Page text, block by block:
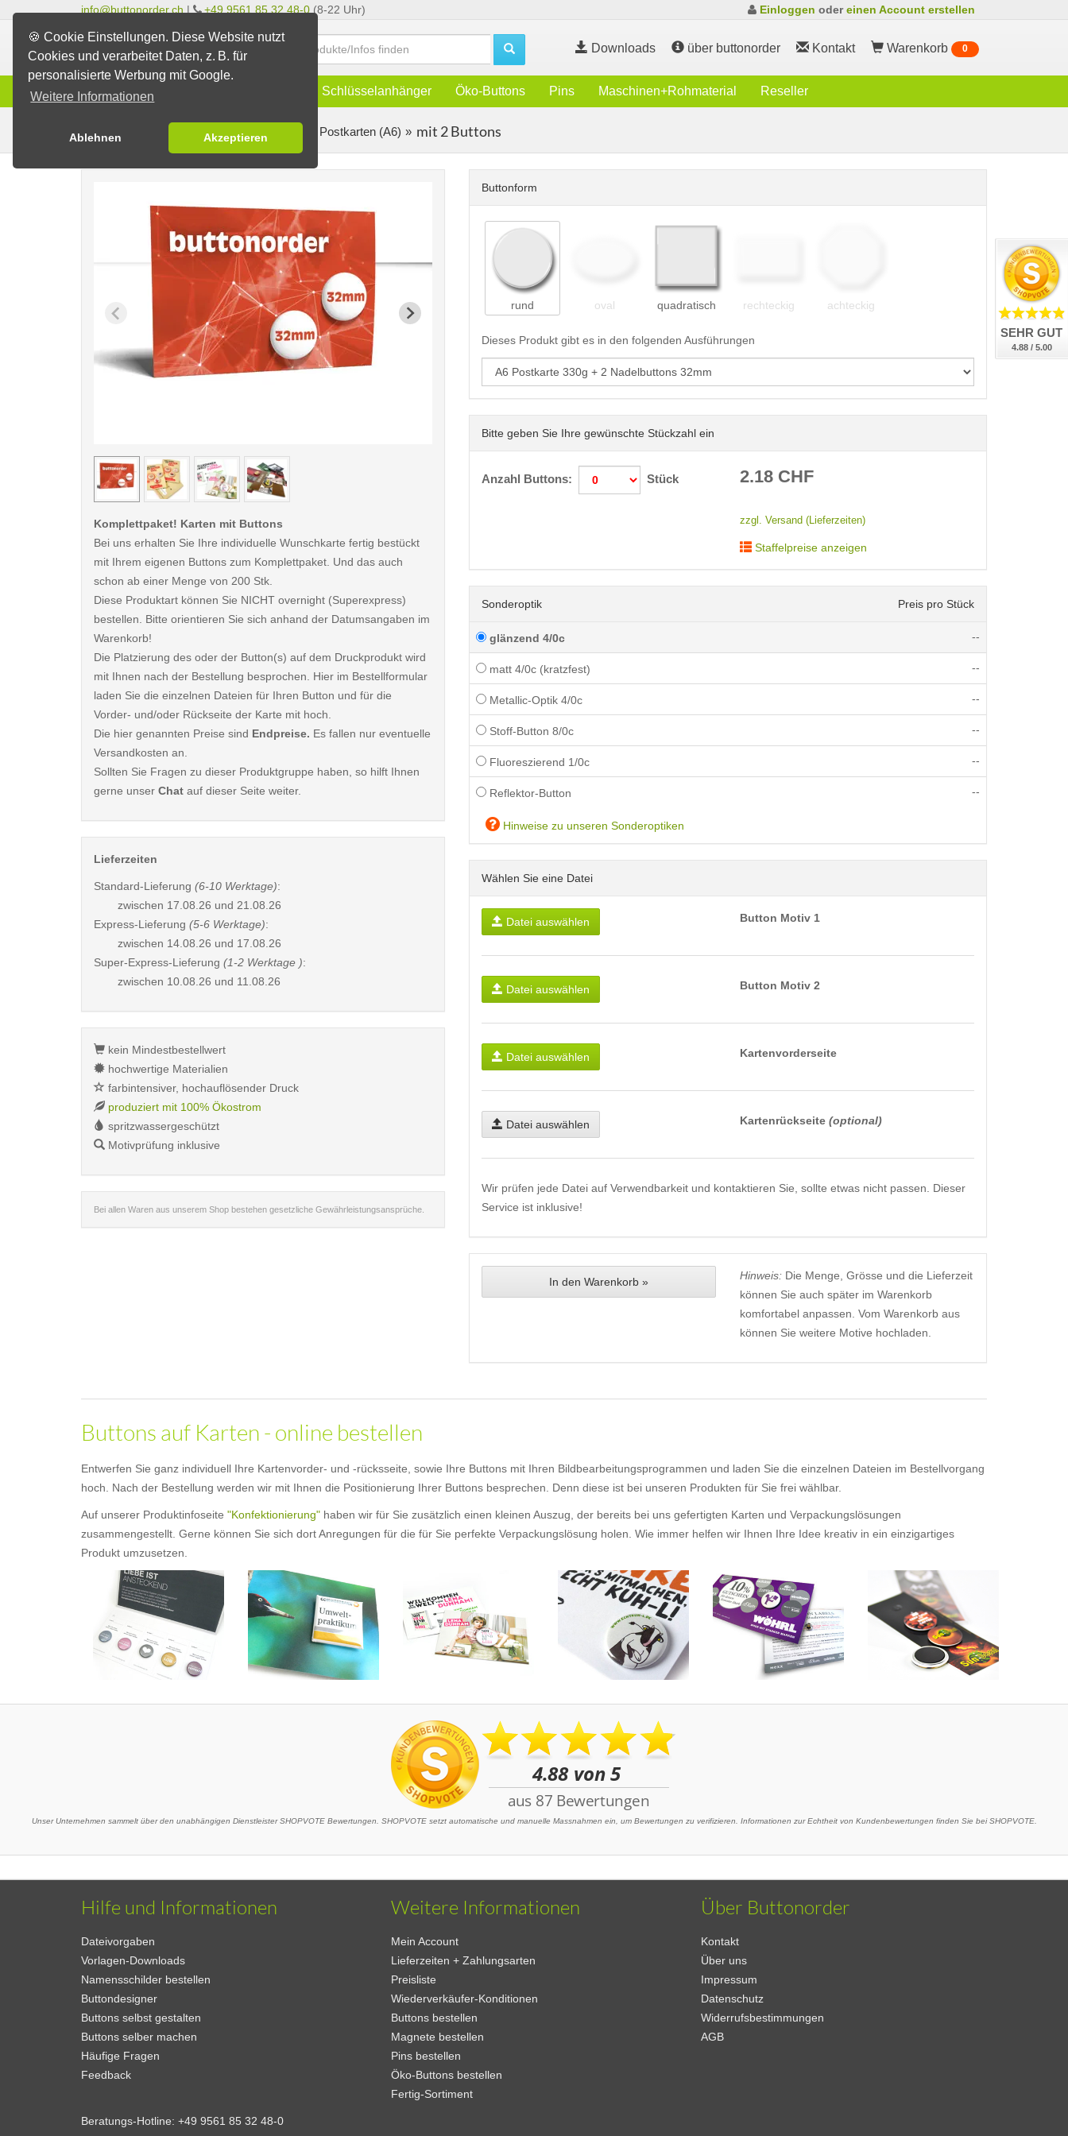
🍪 Cookie Einstellungen. Diese Website nutzt
Cookies und verarbeitet Daten, z. B. für
personalisierte Werbung mit Google.
Weitere Informationen
Ablehnen Akzeptieren
info@buttonorder.ch | +49 9561 85 32 48-0 (8-22 Uhr) Einloggen odereinen Account erstellen
Downloads über buttonorder Kontakt Warenkorb 0
Infos Schlüsselanhänger Öko-Buttons Pins Maschinen+Rohmaterial Reseller
Buttons erstellen Buttons auf Karten auf Postkarten (A6) mit 2 Buttons
Buttonform
rund oval quadratisch rechteckig achteckig
Dieses Produkt gibt es in den folgenden Ausführungen
Bitte geben Sie Ihre gewünschte Stückzahl ein
Anzahl Buttons: Stück 2.18CHF
zzgl. Versand (Lieferzeiten)
Staffelpreise anzeigen
Sonderoptik Preis pro Stück
glänzend 4/0c --
matt 4/0c (kratzfest) --
Metallic-Optik 4/0c --
Stoff-Button 8/0c --
Fluoreszierend 1/0c --
Reflektor-Button --
Hinweise zu unseren Sonderoptiken
Wählen Sie eine Datei
Datei auswählen Button Motiv 1
Datei auswählen Button Motiv 2
Datei auswählen Kartenvorderseite
Datei auswählen Kartenrückseite (optional)
Wir prüfen jede Datei auf Verwendbarkeit und kontaktieren Sie, sollte etwas nicht passen. Dieser
Service ist inklusive!
In den Warenkorb » Hinweis:Die Menge, Grösse und die Lieferzeit
können Sie auch später im Warenkorb
komfortabel anpassen. Vom Warenkorb aus
können Sie weitere Motive hochladen.
< /picture> < /picture> < /picture>
Komplettpaket! Karten mit Buttons
Bei uns erhalten Sie Ihre individuelle Wunschkarte fertig bestückt
mit Ihrem eigenen Buttons zum Komplettpaket. Und das auch
schon ab einer Menge von 200 Stk.
Diese Produktart können Sie NICHT overnight (Superexpress)
bestellen. Bitte orientieren Sie sich anhand der Datumsangaben im
Warenkorb!
Die Platzierung des oder der Button(s) auf dem Druckprodukt wird
mit Ihnen nach der Bestellung besprochen. Hier im Bestellformular
laden Sie die einzelnen Dateien für Ihren Button und für die
Vorder- und/oder Rückseite der Karte mit hoch.
Die hier genannten Preise sind Endpreise. Es fallen nur eventuelle
Versandkosten an.
Sollten Sie Fragen zu dieser Produktgruppe haben, so hilft Ihnen
gerne unser Chat auf dieser Seite weiter.
Lieferzeiten
Standard-Lieferung (6-10 Werktage):
zwischen 17.08.26 und 21.08.26
Express-Lieferung (5-6 Werktage):
zwischen 14.08.26 und 17.08.26
Super-Express-Lieferung (1-2 Werktage ):
zwischen 10.08.26 und 11.08.26
kein Mindestbestellwert
hochwertige Materialien
farbintensiver, hochauflösender Druck
produziert mit 100% Ökostrom
spritzwassergeschützt
Motivprüfung inklusive
Bei allen Waren aus unserem Shop bestehen gesetzliche Gewährleistungsansprüche.
Buttons auf Karten - online bestellen
Entwerfen Sie ganz individuell Ihre Kartenvorder- und -rücksseite, sowie Ihre Buttons mit Ihren Bildbearbeitungsprogrammen und laden Sie die einzelnen Dateien im Bestellvorgang
hoch. Nach der Bestellung werden wir mit Ihnen die Positionierung Ihrer Buttons besprechen. Denn diese ist bei unseren Produkten für Sie frei wählbar.
Auf unserer Produktinfoseite "Konfektionierung" haben wir für Sie zusätzlich einen kleinen Auszug, der bereits bei uns gefertigten Karten und Verpackungslösungen
zusammengestellt. Gerne können Sie sich dort Anregungen für die für Sie perfekte Verpackungslösung holen. Wie immer helfen wir Ihnen Ihre Idee kreativ in ein einzigartiges
Produkt umzusetzen.
Unser Unternehmen sammelt über den unabhängigen Dienstleister SHOPVOTE Bewertungen. SHOPVOTE setzt automatische und manuelle Massnahmen ein, um Bewertungen zu verifizieren. Informationen zur Echtheit von Kundenbewertungen finden Sie bei SHOPVOTE.
Hilfe und Informationen
Dateivorgaben
Vorlagen-Downloads
Namensschilder bestellen
Buttondesigner
Buttons selbst gestalten
Buttons selber machen
Häufige Fragen
Feedback
Weitere Informationen
Mein Account
Lieferzeiten + Zahlungsarten
Preisliste
Wiederverkäufer-Konditionen
Buttons bestellen
Magnete bestellen
Pins bestellen
Öko-Buttons bestellen
Fertig-Sortiment
Über Buttonorder
Kontakt
Über uns
Impressum
Datenschutz
Widerrufsbestimmungen
AGB
Beratungs-Hotline: +49 9561 85 32 48-0
SEHR GUT
4.88 / 5.00